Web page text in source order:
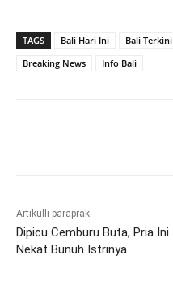
TAGS Bali Hari Ini Bali Terkini
Breaking News
Info Bali
Artikulli paraprak
Dipicu Cemburu Buta, Pria Ini
Nekat Bunuh Istrinya